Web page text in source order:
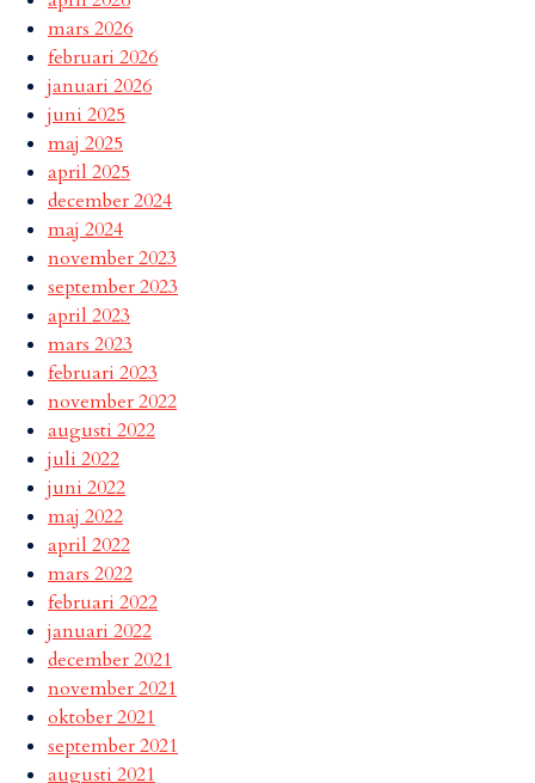
mars 2026
februari 2026
januari 2026
juni 2025
maj 2025
april 2025
december 2024
maj 2024
november 2023
september 2023
april 2023
mars 2023
februari 2023
november 2022
augusti 2022
juli 2022
juni 2022
maj 2022
april 2022
mars 2022
februari 2022
januari 2022
december 2021
november 2021
oktober 2021
september 2021
augusti 2021